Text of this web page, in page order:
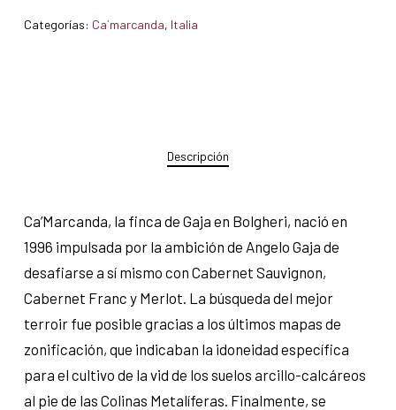
Categorías: Ca´marcanda, Italia
Descripción
Ca’Marcanda, la finca de Gaja en Bolgheri, nació en
1996 impulsada por la ambición de Angelo Gaja de
desafiarse a sí mismo con Cabernet Sauvignon,
Cabernet Franc y Merlot. La búsqueda del mejor
terroir fue posible gracias a los últimos mapas de
zonificación, que indicaban la idoneidad específica
para el cultivo de la vid de los suelos arcillo-calcáreos
al pie de las Colinas Metalíferas. Finalmente, se